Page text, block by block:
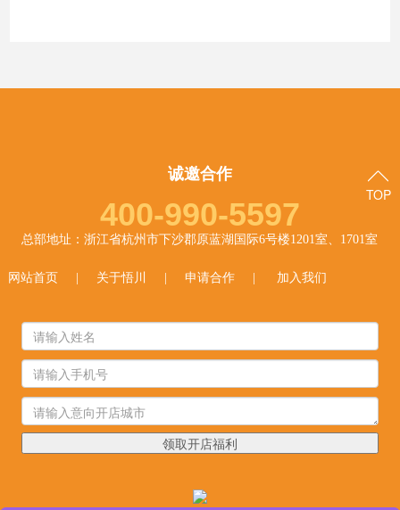
诚邀合作
400-990-5597
总部地址：浙江省杭州市下沙郡原蓝湖国际6号楼1201室、1701室
网站首页| 关于悟川 | 申请合作| 加入我们
领取开店福利
TOP